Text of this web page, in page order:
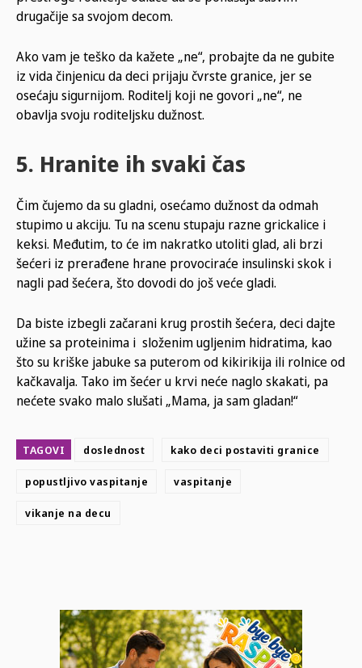
drugačije sa svojom decom.
Ako vam je teško da kažete „ne“, probajte da ne gubite
iz vida činjenicu da deci prijaju čvrste granice, jer se
osećaju sigurnijom. Roditelj koji ne govori „ne“, ne
obavlja svoju roditeljsku dužnost.
5. Hranite ih svaki čas
Čim čujemo da su gladni, osećamo dužnost da odmah
stupimo u akciju. Tu na scenu stupaju razne grickalice i
keksi. Međutim, to će im nakratko utoliti glad, ali brzi
šećeri iz prerađene hrane provociraće insulinski skok i
nagli pad šećera, što dovodi do još veće gladi.
Da biste izbegli začarani krug prostih šećera, deci dajte
užine sa proteinima i složenim ugljenim hidratima, kao
što su kriške jabuke sa puterom od kikirikija ili rolnice od
kačkavalja. Tako im šećer u krvi neće naglo skakati, pa
nećete svako malo slušati „Mama, ja sam gladan!“
TAGOVI doslednost kako deci postaviti granice
popustljivo vaspitanje vaspitanje
vikanje na decu